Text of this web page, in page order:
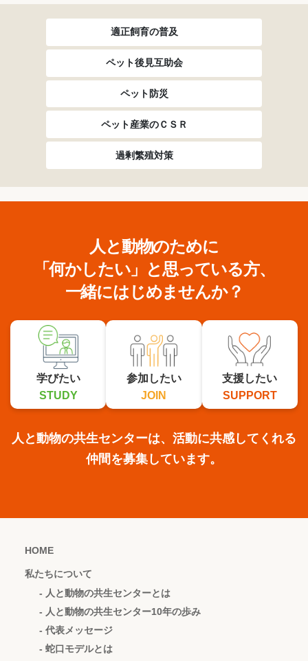
適正飼育の普及
ペット後見互助会
ペット防災
ペット産業のＣＳＲ
過剰繁殖対策
人と動物のために
「何かしたい」と思っている方、
一緒にはじめませんか？
学びたい
STUDY
参加したい
JOIN
支援したい
SUPPORT
人と動物の共生センターは、活動に共感してくれる
仲間を募集しています。
HOME
私たちについて
- 人と動物の共生センターとは
- 人と動物の共生センター10年の歩み
- 代表メッセージ
- 蛇口モデルとは